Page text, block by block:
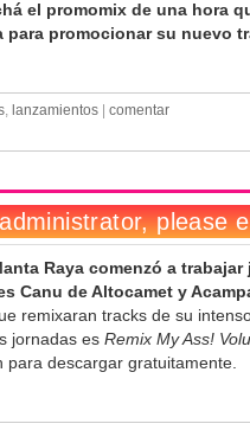
el promomix de una hora
para promocionar su nuevo
, lanzamientos
comentar
Raya comenzó a trabajar
Canu de Altocamet y
remixaran tracks de su
jornadas es Remix My Ass!
para descargar gratuitamente.